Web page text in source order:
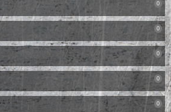
0
0
0
0
0